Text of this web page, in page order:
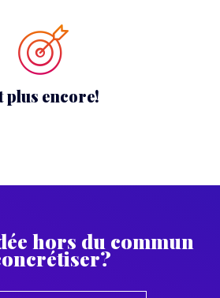
plus encore!
hors du commun